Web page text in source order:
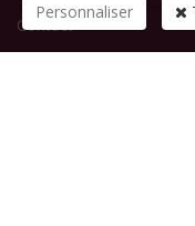
Contact
Personnaliser